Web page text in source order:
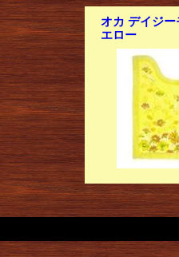
オカ デイジ
エロー